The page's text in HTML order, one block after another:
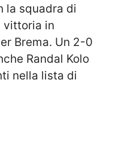
la squadra di
vittoria in
Brema. Un 2-0
Randal Kolo
nella lista di